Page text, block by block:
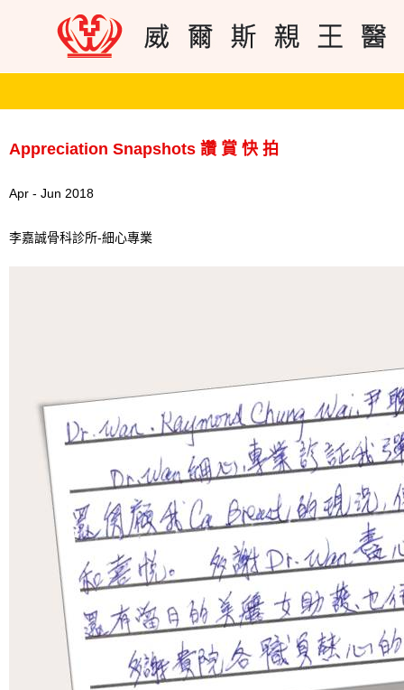
Appreciation Snapshots 讚 賞 快 拍
Apr - Jun 2018
李嘉誠骨科診所-細心專業